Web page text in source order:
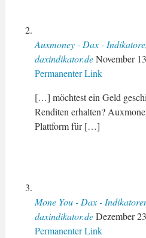
Auxmoney - Dax -
daxindikator.de November
Permanenter Link
[…] möchtest ein Geld
Renditen erhalten?
Plattform für […]
Mone You - Dax -
daxindikator.de Dezember
Permanenter Link